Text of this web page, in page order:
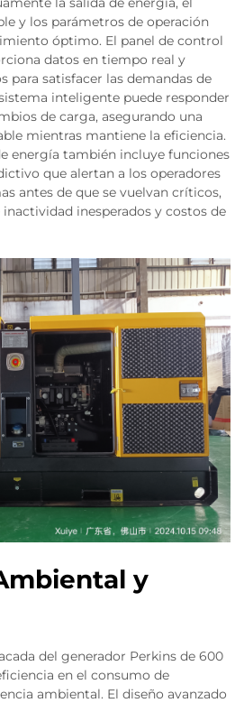
y los parámetros de operación
óptimo. El panel de control
datos en tiempo real y
para satisfacer las demandas de
inteligente puede responder
de carga, asegurando una
mientras mantiene la eficiencia.
energía también incluye funciones
que alertan a los operadores
antes de que se vuelvan críticos,
inesperados y costos de
y
del generador Perkins de 600
en el consumo de
ambiental. El diseño avanzado